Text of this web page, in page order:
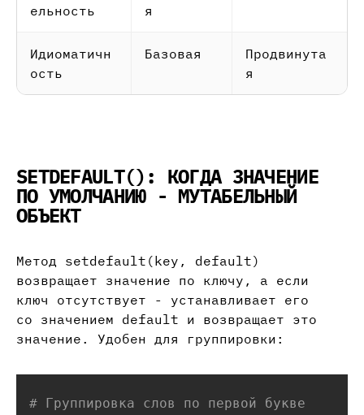
ельность
я
Идиоматичн
ость
Базовая
Продвинута
я
SETDEFAULT(): КОГДА ЗНАЧЕНИЕ
ПО УМОЛЧАНИЮ - МУТАБЕЛЬНЫЙ
ОБЪЕКТ
Метод setdefault(key, default)
возвращает значение по ключу, а если
ключ отсутствует - устанавливает его
со значением default и возвращает это
значение. Удобен для группировки:
# Группировка слов по первой букве